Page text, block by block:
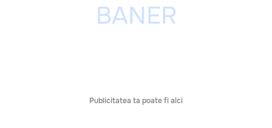
Publicitatea ta poate fi aici